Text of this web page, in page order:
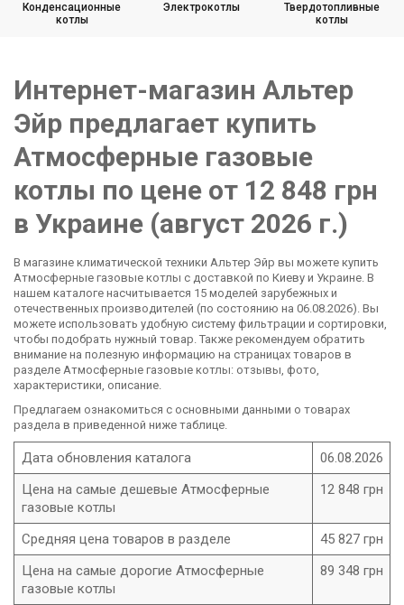
Конденсационные
котлы
Электрокотлы
Твердотопливные
котлы
Интернет-магазин Альтер
Эйр предлагает купить
Атмосферные газовые
котлы по цене от 12 848 грн
в Украине (август 2026 г.)
В магазине климатической техники Альтер Эйр вы можете купить
Атмосферные газовые котлы с доставкой по Киеву и Украине. В
нашем каталоге насчитывается 15 моделей зарубежных и
отечественных производителей (по состоянию на 06.08.2026). Вы
можете использовать удобную систему фильтрации и сортировки,
чтобы подобрать нужный товар. Также рекомендуем обратить
внимание на полезную информацию на страницах товаров в
разделе Атмосферные газовые котлы: отзывы, фото,
характеристики, описание.
Предлагаем ознакомиться с основными данными о товарах
раздела в приведенной ниже таблице.
Дата обновления каталога
06.08.2026
Цена на самые дешевые Атмосферные
газовые котлы
12 848 грн
Средняя цена товаров в разделе
45 827 грн
Цена на самые дорогие Атмосферные
газовые котлы
89 348 грн